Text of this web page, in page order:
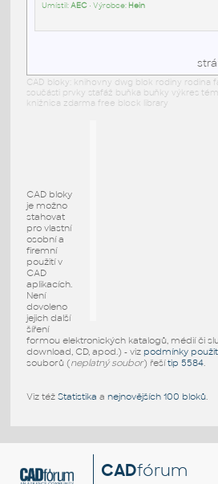
Umístil:AEC• Výrobce: Hein
CAD bloky: knihovny dwg blok rodiny rodina
součásti prvky stafáž buňka buňky výkres
knižnica zdarma free block library
CAD bloky
je možno
stahovat
pro vlastní
osobní a
firemní
použití v
CAD
aplikacích.
Není
dovoleno
jejich další
šíření
formou elektronických katalogů, médií či
download, CD, apod.) - viz podmínky
souborů (neplatný soubor) řešítip 5584.
Viz též Statistika a nejnovějších 100 bloků.
CADfórum